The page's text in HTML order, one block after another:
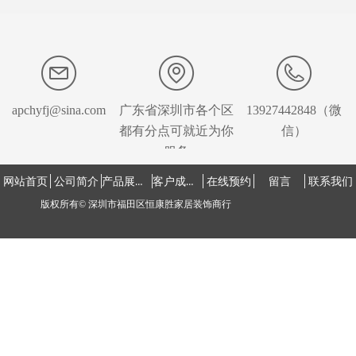
网站首页 公司简介 产品展示中心 客户成功案例 在线预约 留言 联系我们
版权所有© 深圳市福田区恒康胜家居装饰商行
apchyfj@sina.com
广东省深圳市各个区
都有分点可就近为你
服务
13927442848（微
信）